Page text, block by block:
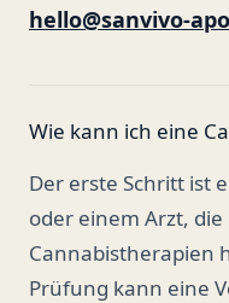
hello@sanvivo-
Wie kann ich eine
Der erste Schritt ist
oder einem Arzt,
Cannabistherapien
Prüfung kann eine